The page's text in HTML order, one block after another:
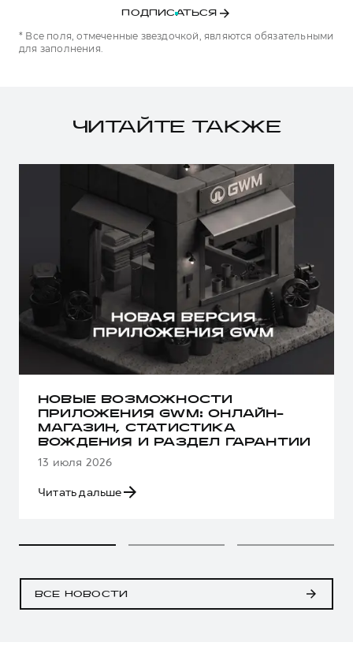
ПОДПИСАТЬСЯ
* Все поля, отмеченные звездочкой, являются обязательными
для заполнения.
ЧИТАЙТЕ ТАКЖЕ
НОВЫЕ ВОЗМОЖНОСТИ
ПРИЛОЖЕНИЯ GWM: ОНЛАЙН-
МАГАЗИН, СТАТИСТИКА
ВОЖДЕНИЯ И РАЗДЕЛ ГАРАНТИИ
13 июля 2026
Читать дальше
ВСЕ НОВОСТИ